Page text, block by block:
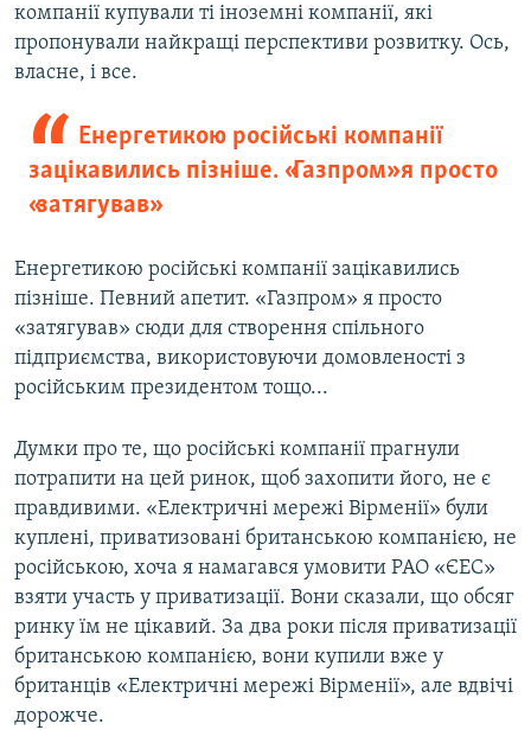
компанії купували ті іноземні компанії, які
пропонували найкращі перспективи розвитку. Ось,
власне, і все.
Енергетикою російські компанії
зацікавились пізніше. «Газпром» я просто
«затягував»
Енергетикою російські компанії зацікавились
пізніше. Певний апетит. «Газпром» я просто
«затягував» сюди для створення спільного
підприємства, використовуючи домовленості з
російським президентом тощо...
Думки про те, що російські компанії прагнули
потрапити на цей ринок, щоб захопити його, не є
правдивими. «Електричні мережі Вірменії» були
куплені, приватизовані британською компанією, не
російською, хоча я намагався умовити РАО «ЄЕС»
взяти участь у приватизації. Вони сказали, що обсяг
ринку їм не цікавий. За два роки після приватизації
британською компанією, вони купили вже у
британців «Електричні мережі Вірменії», але вдвічі
дорожче.